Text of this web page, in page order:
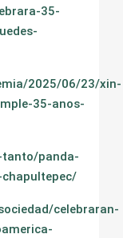
35-
2025/06/23/xin-
35-anos-
tanto/panda-
celebraran-